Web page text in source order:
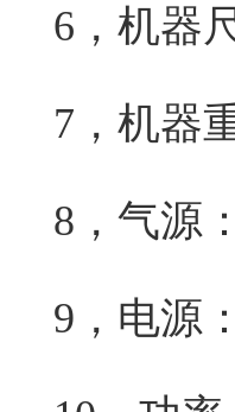
6 ，机器
7 ，机器
8 ，气源
9 ，电源